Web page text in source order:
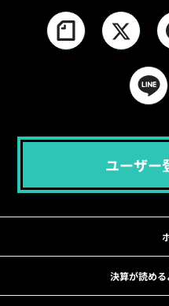
ユーザー
決算が読め